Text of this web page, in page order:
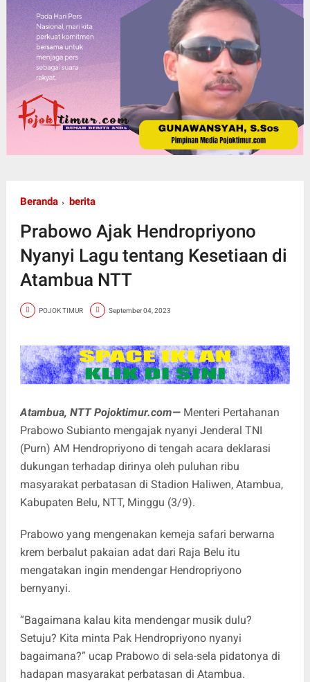
Beranda berita
Prabowo Ajak Hendropriyono
Nyanyi Lagu tentang Kesetiaan di
Atambua NTT
POJOK TIMUR September 04, 2023
Atambua, NTT Pojoktimur.com—Menteri Pertahanan
Prabowo Subianto mengajak nyanyi Jenderal TNI
(Purn) AM Hendropriyono di tengah acara deklarasi
dukungan terhadap dirinya oleh puluhan ribu
masyarakat perbatasan di Stadion Haliwen, Atambua,
Kabupaten Belu, NTT, Minggu (3/9).
Prabowo yang mengenakan kemeja safari berwarna
krem berbalut pakaian adat dari Raja Belu itu
mengatakan ingin mendengar Hendropriyono
bernyanyi.
“Bagaimana kalau kita mendengar musik dulu?
Setuju? Kita minta Pak Hendropriyono nyanyi
bagaimana?” ucap Prabowo di sela-sela pidatonya di
hadapan masyarakat perbatasan di Atambua.